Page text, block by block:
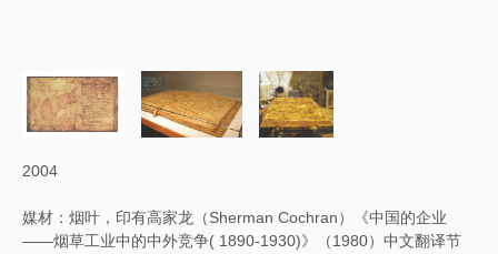
2004
媒材：烟叶，印有高家龙（Sherman Cochran）《中国的企业
——烟草工业中的中外竞争( 1890-1930)》（1980）中文翻译节